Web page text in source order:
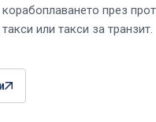
през
или такси за транзит.